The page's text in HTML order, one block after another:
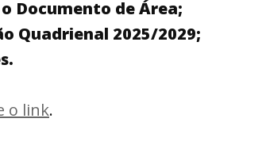
Documento de Área;
Quadrienal 2025/2029;
o link.